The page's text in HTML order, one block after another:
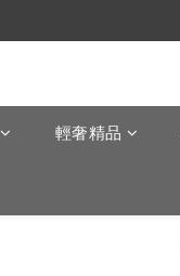
輕奢精品